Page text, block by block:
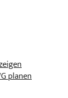
planen